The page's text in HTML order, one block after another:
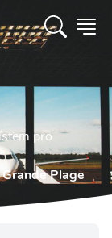
pro
Plage